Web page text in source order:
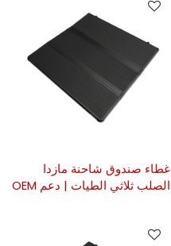
غطاء صندوق شاحنة مازدا
الصلب ثلاثي الطيات | دعم OEM